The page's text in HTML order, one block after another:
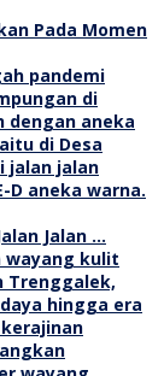
Pada Momen
Jalan …